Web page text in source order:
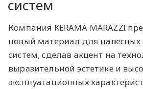
систем
Компания KERAMA MARAZZI
новый материал для
систем, сделав акцент на
выразительной эстетике и
эксплуатационных